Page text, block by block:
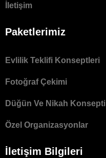
İletişim
Paketlerimiz
Evlilik Teklifi Konseptleri
Fotoğraf Çekimi
Düğün Ve Nikah Konsepti
Özel Organizasyonlar
İletişim Bilgileri